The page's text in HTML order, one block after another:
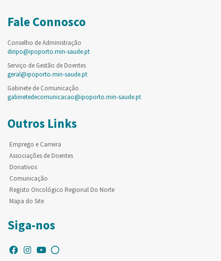
Fale Connosco
Conselho de Administração
diripo@ipoporto.min-saude.pt
Serviço de Gestão de Doentes
geral@ipoporto.min-saude.pt
Gabinete de Comunicação
gabinetedecomunicacao@ipoporto.min-saude.pt
Outros Links
Emprego e Carreira
Associações de Doentes
Donativos
Comunicação
Registo Oncológico Regional Do Norte
Mapa do Site
Siga-nos